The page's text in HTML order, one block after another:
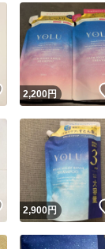
取引実績◯+
他フリマ実績◯+
スピード&安心発送
※このバッジは実績に
スピード＆安心
スピード発送
コピーは1商
いいね！
2,200円
いいね！
2,900円